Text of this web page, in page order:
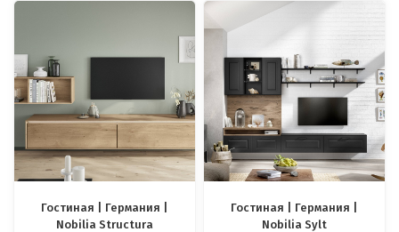
Гостиная | Германия |
Nobilia Structura
Гостиная | Германия |
Nobilia Sylt